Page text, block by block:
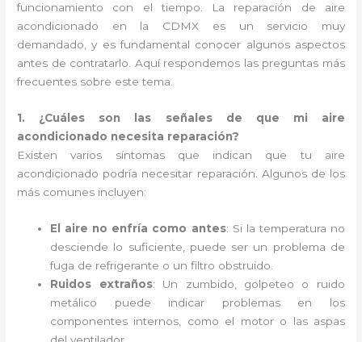
funcionamiento con el tiempo. La reparación de aire
acondicionado en la CDMX es un servicio muy
demandado, y es fundamental conocer algunos aspectos
antes de contratarlo. Aquí respondemos las preguntas más
frecuentes sobre este tema.
1. ¿Cuáles son las señales de que mi aire
acondicionado necesita reparación?
Existen varios síntomas que indican que tu aire
acondicionado podría necesitar reparación. Algunos de los
más comunes incluyen:
El aire no enfría como antes: Si la temperatura no
desciende lo suficiente, puede ser un problema de
fuga de refrigerante o un filtro obstruido.
Ruidos extraños: Un zumbido, golpeteo o ruido
metálico puede indicar problemas en los
componentes internos, como el motor o las aspas